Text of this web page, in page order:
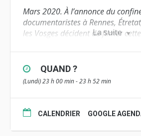
La suite
Mars 2020. À l’annonce du
documentaristes à Rennes,
les Vosges décident de filmer
collectif au coeur de cet
Un film réalisé par
Martin Benoist, Brigitte
Documentaire – 52 minutes
Télévisions
QUAND ?
(Lundi) 23 h 00 min - 23 h 52 min
CALENDRIER GOOGLE